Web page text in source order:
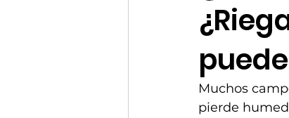
Muchos
pierde